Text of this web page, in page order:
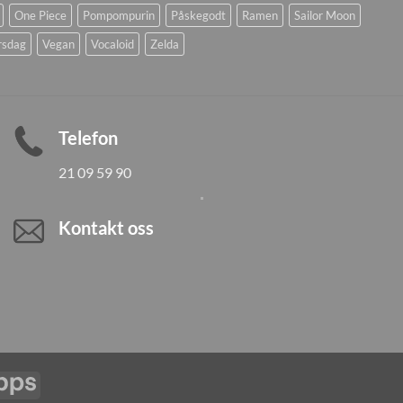
One Piece Pompompurin Påskegodt Ramen
Sailor Moon
Vegan Vocaloid Zelda
Telefon
21 09 59 90
Kontakt oss
Vipps